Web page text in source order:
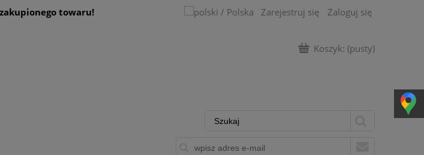
towaru! Zarejestruj się Zaloguj się
Koszyk: (pusty)